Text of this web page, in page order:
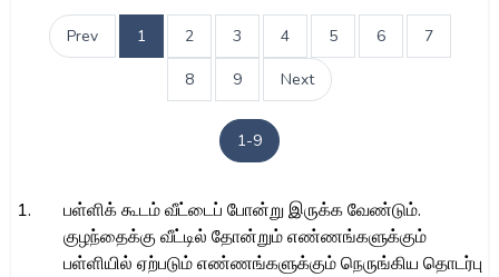
Prev 1 2 3 4 5 6 7
8 9 Next
1-9
1.
பள்ளிக் கூடம் வீட்டைப் போன்று இருக்க வேண்டும்.
குழந்தைக்கு வீட்டில் தோன்றும் எண்ணங்களுக்கும்
பள்ளியில் ஏற்படும் எண்ணங்களுக்கும் நெருங்கிய தொடர்பு